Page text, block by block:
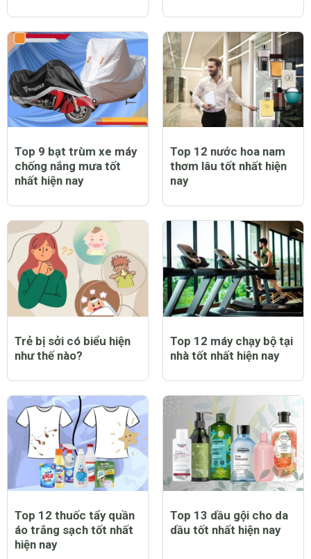
Top 9 bạt trùm xe máy
chống nắng mưa tốt
nhất hiện nay
Top 12 nước hoa nam
thơm lâu tốt nhất hiện
nay
Trẻ bị sởi có biểu hiện
như thế nào?
Top 12 máy chạy bộ tại
nhà tốt nhất hiện nay
Top 12 thuốc tẩy quần
áo trắng sạch tốt nhất
hiện nay
Top 13 dầu gội cho da
dầu tốt nhất hiện nay